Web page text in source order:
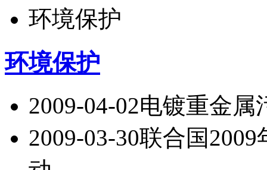
环境保护
环境保护
2009-04-02电镀重金属
2009-03-30联合国